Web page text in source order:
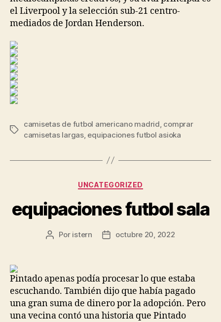
el Liverpool y la selección sub-21 centro-
mediados de Jordan Henderson.
Etiquetas
camisetas de futbol americano madrid comprar
camisetas largas, equipaciones futbol asioka
Categorías
UNCATEGORIZED
equipaciones futbol sala
Autor
Por istern
Fechaoctubre 20, 2022
Pintado apenas podía procesar lo que estaba
escuchando. También dijo que había pagado
una gran suma de dinero por la adopción. Pero
una vecina contó una historia que Pintado